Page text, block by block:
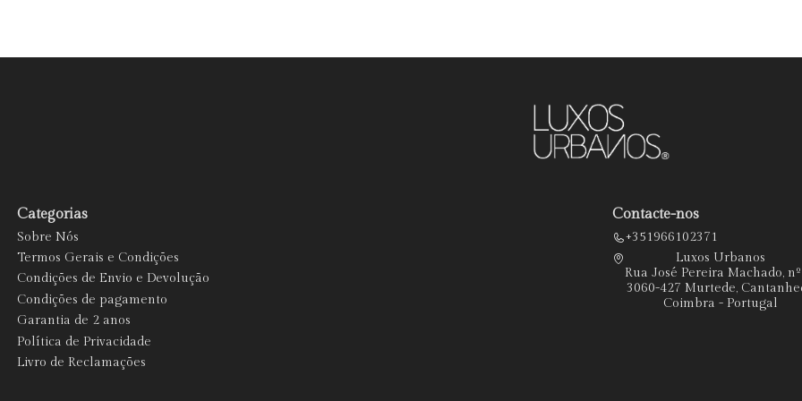
Categorias
Sobre Nós
Termos Gerais e Condições
Condições de Envio e Devolução
Condições de pagamento
Garantia de 2 anos
Política de Privacidade
Livro de Reclamações
Contacte-nos
+351966102371
Luxos Urbanos
Rua José Pereira Machado,
3060-427 Murtede,
Coimbra - Portugal